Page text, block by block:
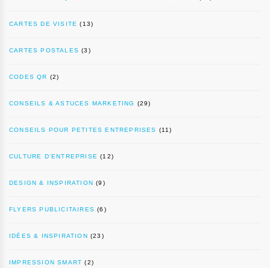
CARTES DE VISITE (13)
CARTES POSTALES (3)
CODES QR (2)
CONSEILS & ASTUCES MARKETING (29)
CONSEILS POUR PETITES ENTREPRISES (11)
CULTURE D’ENTREPRISE (12)
DESIGN & INSPIRATION (9)
FLYERS PUBLICITAIRES (6)
IDÉES & INSPIRATION (23)
IMPRESSION SMART (2)